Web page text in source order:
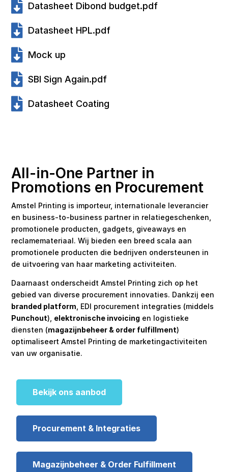
Datasheet Dibond budget.pdf
Datasheet HPL.pdf
Mock up
SBI Sign Again.pdf
Datasheet Coating
All-in-One Partner in
Promotions en Procurement
Amstel Printing is importeur, internationale leverancier
en business-to-business partner in relatiegeschenken,
promotionele producten, gadgets, giveaways en
reclamemateriaal. Wij bieden een breed scala aan
promotionele producten die bedrijven ondersteunen in
de uitvoering van haar marketing activiteiten.
Daarnaast onderscheidt Amstel Printing zich op het
gebied van diverse procurement innovaties. Dankzij een
branded platform , EDI procurement integraties (middels
Punchout), elektronische invoicing en logistieke
diensten (magazijnbeheer & order fulfillment)
optimaliseert Amstel Printing de marketingactiviteiten
van uw organisatie.
Bekijk ons aanbod
Procurement & Integraties
Magazijnbeheer & Order Fulfillment